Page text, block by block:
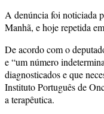
A denúncia foi noticiada
Manhã, e hoje repetida
De acordo com o
e “um número
diagnosticados e que
Instituto Português de
a terapêutica.